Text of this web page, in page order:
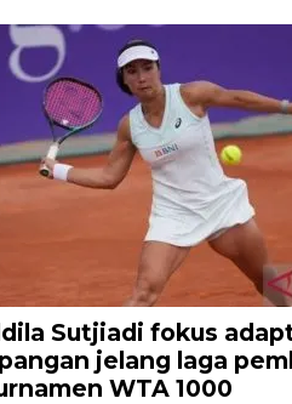
Sutjiadi fokus
jelang laga
WTA 1000